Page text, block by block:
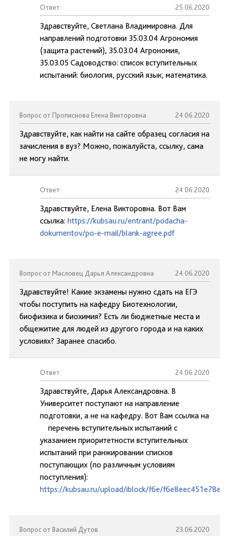
Ответ: 25.06.2020
Здравствуйте, Светлана Владимировна. Для
направлений подготовки 35.03.04 Агрономия
(защита растений), 35.03.04 Агрономия,
35.03.05 Садоводство: список вступительных
испытаний: биология, русский язык, математика.
Вопрос от Прописнова Елена Викторовна 24.06.2020
Здравствуйте, как найти на сайте образец согласия на
зачисления в вуз? Можно, пожалуйста, ссылку, сама
не могу найти.
Ответ: 24.06.2020
Здравствуйте, Елена Викторовна. Вот Вам
ссылка: https://kubsau.ru/entrant/podacha-
dokumentov/po-e-mail/blank-agree.pdf
Вопрос от Масловец Дарья Александровна 24.06.2020
Здравствуйте! Какие экзамены нужно сдать на ЕГЭ
чтобы поступить на кафедру Биотехнологии,
биофизика и биохимия? Есть ли бюджетные места и
общежитие для людей из другого города и на каких
условиях? Заранее спасибо.
Ответ: 24.06.2020
Здравствуйте, Дарья Александровна. В
Университет поступают на направление
подготовки, а не на кафедру. Вот Вам ссылка на
перечень вступительных испытаний с
указанием приоритетности вступительных
испытаний при ранжировании списков
поступающих (по различным условиям
поступления):
https://kubsau.ru/upload/iblock/f6e/
Вопрос от Василий Дутов 23.06.2020